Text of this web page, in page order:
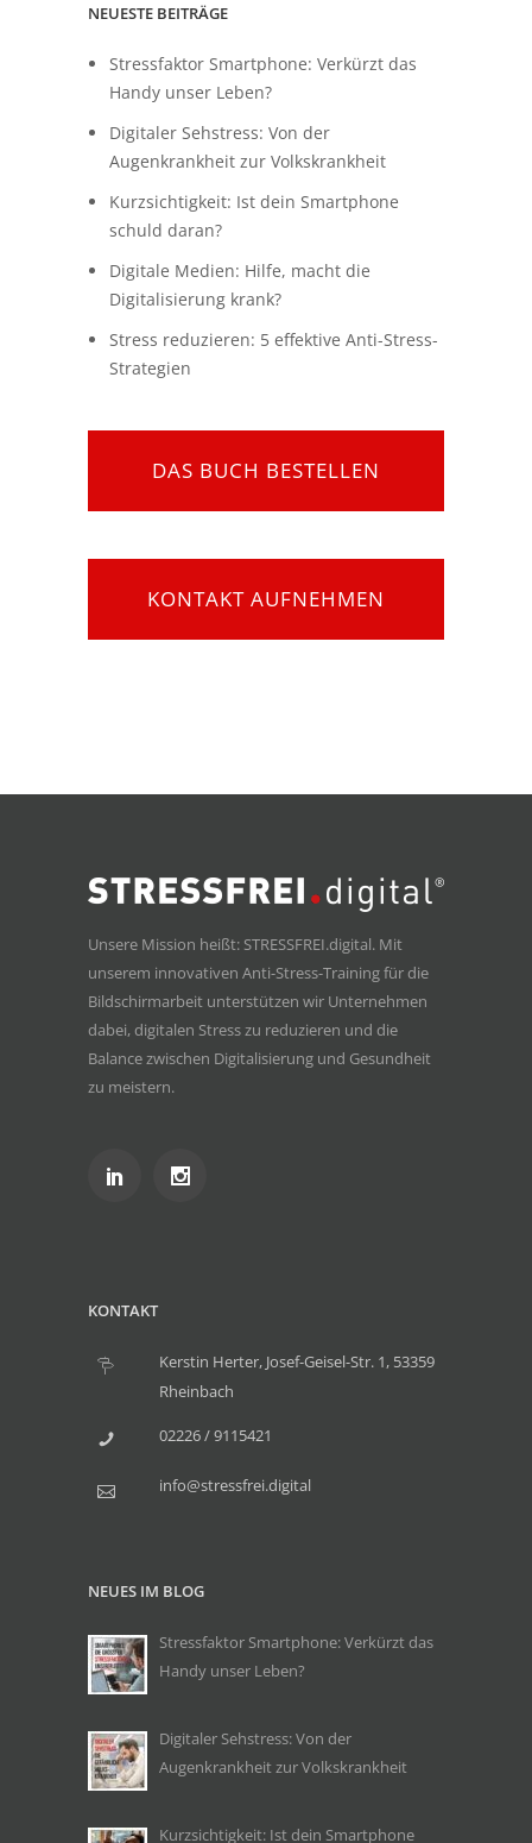
NEUESTE BEITRÄGE
Stressfaktor Smartphone: Verkürzt das
Handy unser Leben?
Digitaler Sehstress: Von der
Augenkrankheit zur Volkskrankheit
Kurzsichtigkeit: Ist dein Smartphone
schuld daran?
Digitale Medien: Hilfe, macht die
Digitalisierung krank?
Stress reduzieren: 5 effektive Anti-Stress-
Strategien
DAS BUCH BESTELLEN
KONTAKT AUFNEHMEN
Unsere Mission heißt: STRESSFREI.digital. Mit
unserem innovativen Anti-Stress-Training für die
Bildschirmarbeit unterstützen wir Unternehmen
dabei, digitalen Stress zu reduzieren und die
Balance zwischen Digitalisierung und Gesundheit
zu meistern.
KONTAKT
Kerstin Herter, Josef-Geisel-Str. 1, 53359
Rheinbach
02226 / 9115421
info@stressfrei.digital
NEUES IM BLOG
Stressfaktor Smartphone: Verkürzt das
Handy unser Leben?
Digitaler Sehstress: Von der
Augenkrankheit zur Volkskrankheit
Kurzsichtigkeit: Ist dein Smartphone